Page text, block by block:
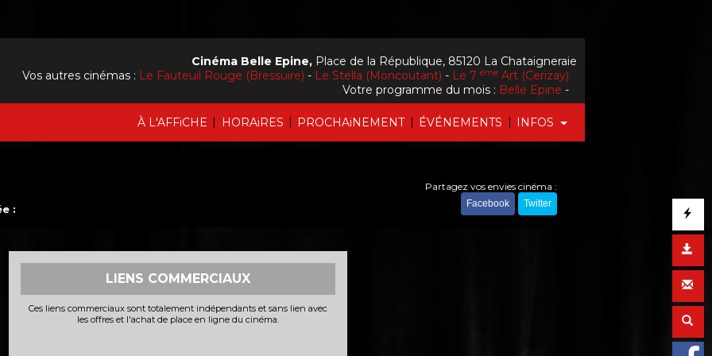
À L'AFFiCHE | HORAiRES | PROCHAiNEMENT | ÉVÉNEMENTS | INFOS
Cinéma Belle Epine, Place de la République, 85120 La Chataigneraie
Vos autres cinémas : Le Fauteuil Rouge (Bressuire) - Le Stella (Moncoutant) - Le 7 ème Art (Cerizay)
Votre programme du mois : Belle Epine -
:
Partagez vos envies cinéma :
Facebook Twitter
LIENS COMMERCIAUX
Ces liens commerciaux sont totalement indépendants et sans lien avec
les offres et l'achat de place en ligne du cinéma.